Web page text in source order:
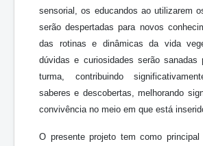
sensorial, os educandos ao utilizarem
serão despertadas para novos
das rotinas e dinâmicas da vida
dúvidas e curiosidades serão sanadas
turma, contribuindo
saberes e descobertas, melhorando
convivência no meio em que está
O presente projeto tem como principal